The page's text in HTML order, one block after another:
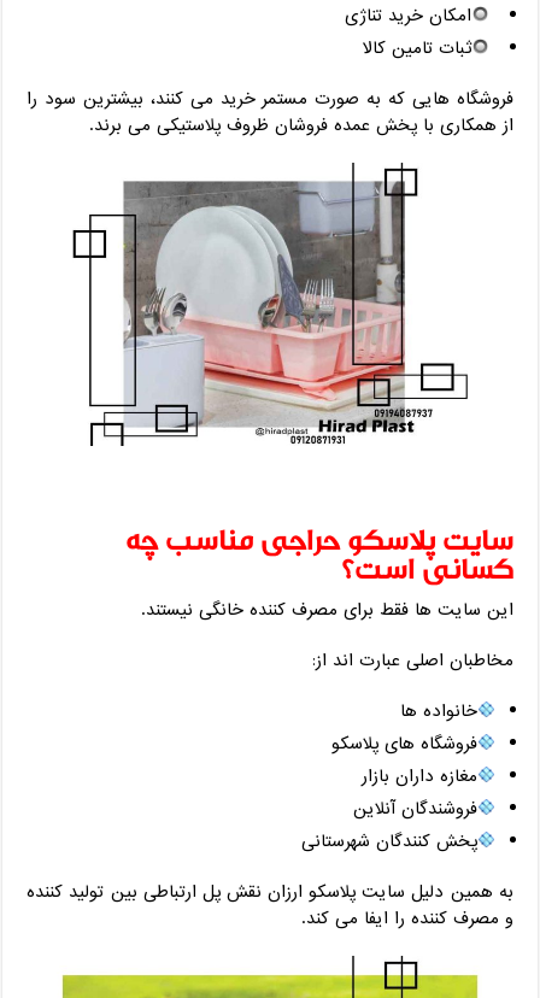
امکان خرید تناژی
ثبات تامین کالا
فروشگاه‌ هایی که به صورت مستمر خرید می‌ کنند، بیشترین سود را
از همکاری با پخش عمده فروشان ظروف پلاستیکی می ‌برند.
سایت پلاسکو حراجی مناسب چه
کسانی است؟
این سایت ‌ها فقط برای مصرف‌ کننده خانگی نیستند.
مخاطبان اصلی عبارت‌ اند از:
خانواده ‌ها
فروشگاه‌ های پلاسکو
مغازه ‌داران بازار
فروشندگان آنلاین
پخش‌ کنندگان شهرستانی
به همین دلیل سایت پلاسکو ارزان نقش پل ارتباطی بین تولید کننده
و مصرف ‌کننده را ایفا می ‌کند.